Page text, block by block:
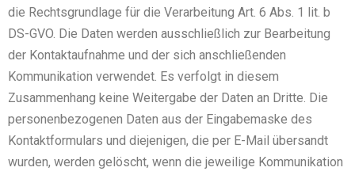
die Rechtsgrundlage für die Verarbeitung Art. 6 Abs. 1 lit. b
DS-GVO. Die Daten werden ausschließlich zur Bearbeitung
der Kontaktaufnahme und der sich anschließenden
Kommunikation verwendet. Es verfolgt in diesem
Zusammenhang keine Weitergabe der Daten an Dritte. Die
personenbezogenen Daten aus der Eingabemaske des
Kontaktformulars und diejenigen, die per E-Mail übersandt
wurden, werden gelöscht, wenn die jeweilige Kommunikation